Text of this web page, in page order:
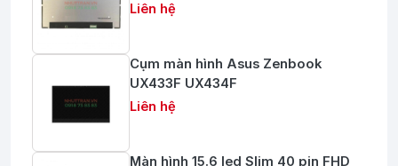
Liên hệ
Cụm màn hình Asus Zenbook
UX433F UX434F
Liên hệ
Màn hình 15.6 led Slim 40 pin FHD